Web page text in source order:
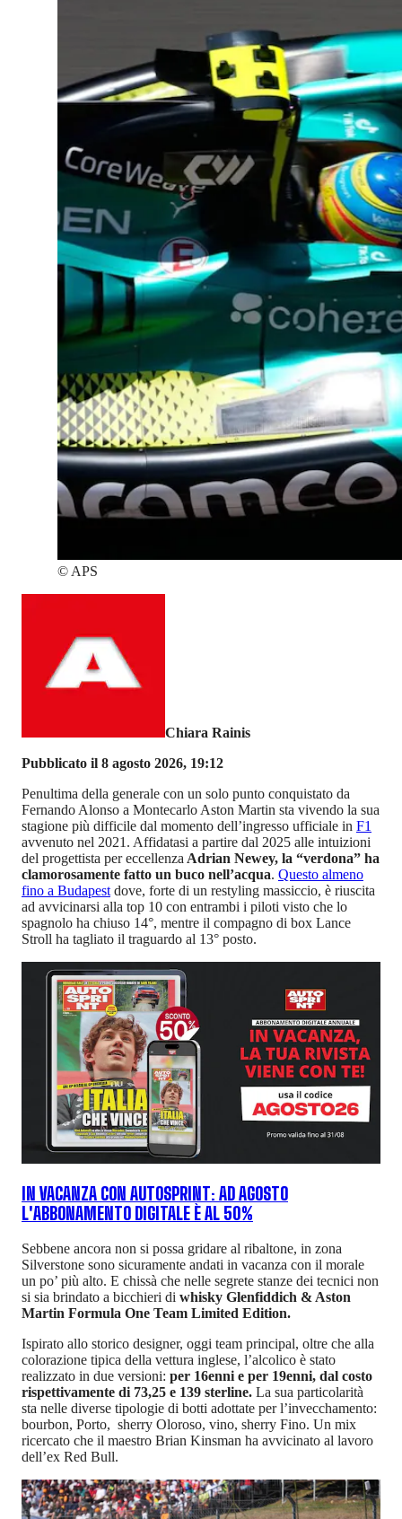
© APS
Chiara Rainis
Pubblicato il 8 agosto 2026, 19:12
Penultima della generale con un solo punto conquistato da
Fernando Alonso a Montecarlo Aston Martin sta vivendo la sua
stagione più difficile dal momento dell’ingresso ufficiale in F1
avvenuto nel 2021. Affidatasi a partire dal 2025 alle intuizioni
del progettista per eccellenza Adrian Newey, la “verdona” ha
clamorosamente fatto un buco nell’acqua. Questo almeno
fino a Budapest dove, forte di un restyling massiccio, è riuscita
ad avvicinarsi alla top 10 con entrambi i piloti visto che lo
spagnolo ha chiuso 14°, mentre il compagno di box Lance
Stroll ha tagliato il traguardo al 13° posto.
IN VACANZA CON AUTOSPRINT: AD AGOSTO
L'ABBONAMENTO DIGITALE È AL 50%
Sebbene ancora non si possa gridare al ribaltone, in zona
Silverstone sono sicuramente andati in vacanza con il morale
un po’ più alto. E chissà che nelle segrete stanze dei tecnici non
si sia brindato a bicchieri di whisky Glenfiddich & Aston
Martin Formula One Team Limited Edition.
Ispirato allo storico designer, oggi team principal, oltre che alla
colorazione tipica della vettura inglese, l’alcolico è stato
realizzato in due versioni: per 16enni e per 19enni, dal costo
rispettivamente di 73,25 e 139 sterline. La sua particolarità
sta nelle diverse tipologie di botti adottate per l’invecchamento:
bourbon, Porto, sherry Oloroso, vino, sherry Fino. Un mix
ricercato che il maestro Brian Kinsman ha avvicinato al lavoro
dell’ex Red Bull.